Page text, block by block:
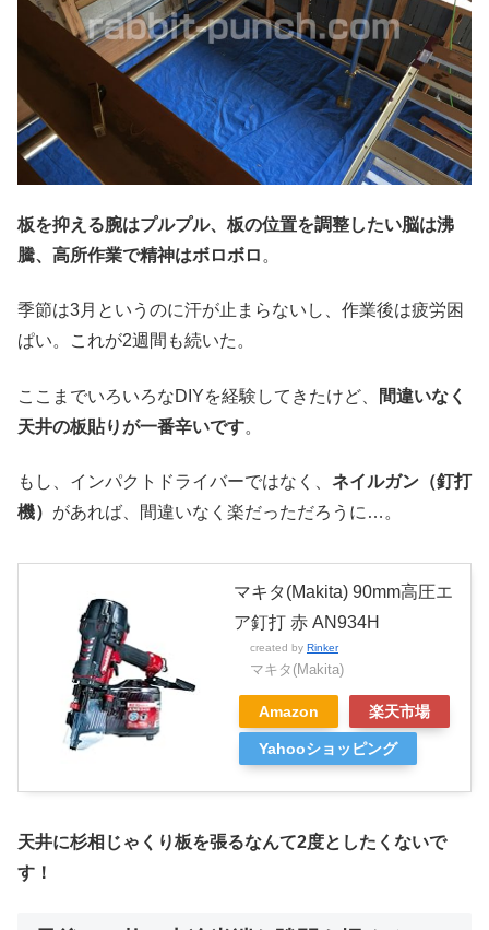
板を抑える腕はプルプル、板の位置を調整したい脳は沸
騰、高所作業で精神はボロボロ 。
季節は3月というのに汗が止まらないし、作業後は疲労困
ぱい。これが2週間も続いた。
ここまでいろいろなDIYを経験してきたけど、
間違いなく
天井の板貼りが一番辛いです。
もし、インパクトドライバーではなく、 ネイルガン（釘打
機） があれば、間違いなく楽だっただろうに…。
マキタ(Makita) 90mm高圧エ
ア釘打 赤 AN934H
created by Rinker
マキタ(Makita)
Amazon 楽天市場
Yahooショッピング
天井に杉相じゃくり板を張るなんて2度としたくないで
す！